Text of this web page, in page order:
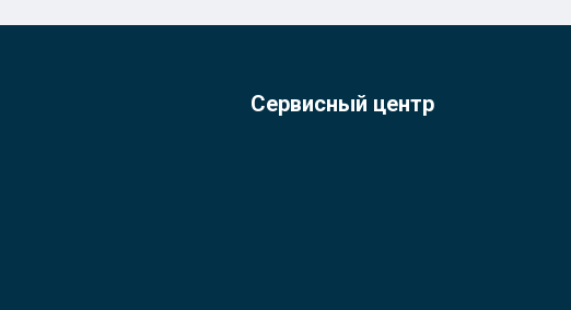
Сервисный центр